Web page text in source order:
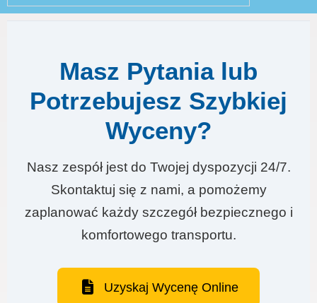
Masz Pytania lub
Potrzebujesz Szybkiej
Wyceny?
Nasz zespół jest do Twojej dyspozycji 24/7.
Skontaktuj się z nami, a pomożemy
zaplanować każdy szczegół bezpiecznego i
komfortowego transportu.
Uzyskaj Wycenę Online